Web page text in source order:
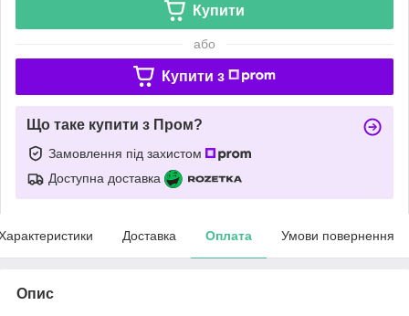
Купити
або
Купити з
Що таке купити з Пром?
Замовлення під захистом
Доступна доставка
Доставка Оплата Умови повернення
Опис